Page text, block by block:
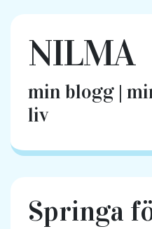
NILMA
min blogg |
liv
Springa